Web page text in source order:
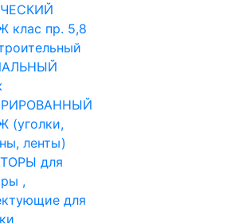
клас пр. 5,8
(уголки,
ленты)
для
,
для